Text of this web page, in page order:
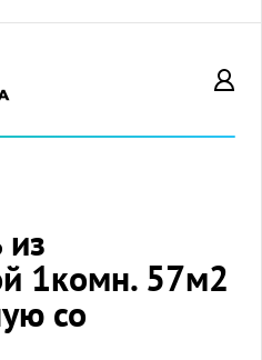
1комн. 57м2
со